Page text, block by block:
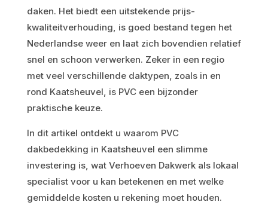
daken. Het biedt een uitstekende prijs-
kwaliteitverhouding, is goed bestand tegen het
Nederlandse weer en laat zich bovendien relatief
snel en schoon verwerken. Zeker in een regio
met veel verschillende daktypen, zoals in en
rond Kaatsheuvel, is PVC een bijzonder
praktische keuze.
In dit artikel ontdekt u waarom PVC
dakbedekking in Kaatsheuvel een slimme
investering is, wat Verhoeven Dakwerk als lokaal
specialist voor u kan betekenen en met welke
gemiddelde kosten u rekening moet houden.